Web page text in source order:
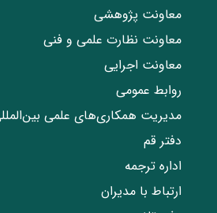
معاونت پژوهشی
معاونت نظارت علمی و فنی
معاونت اجرایی
روابط عمومی
مدیریت همکاری‌های علمی
دفتر قم
اداره ترجمه
ارتباط با مدیران